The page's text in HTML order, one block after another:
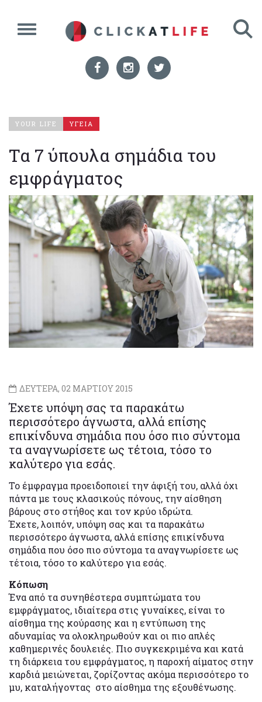
YOUR LIFE ΥΓΕΙΑ
Τα 7 ύπουλα σημάδια του
εμφράγματος
ΔΕΥΤΕΡΑ, 02 ΜΑΡΤΙΟΥ 2015
Έχετε υπόψη σας τα παρακάτω
περισσότερο άγνωστα, αλλά επίσης
επικίνδυνα σημάδια που όσο πιο σύντομα
τα αναγνωρίσετε ως τέτοια, τόσο το
καλύτερο για εσάς.
Το έμφραγμα προειδοποιεί την άφιξή του, αλλά όχι
πάντα με τους κλασικούς πόνους, την αίσθηση
βάρους στο στήθος και τον κρύο ιδρώτα.
Έχετε, λοιπόν, υπόψη σας και τα παρακάτω
περισσότερο άγνωστα, αλλά επίσης επικίνδυνα
σημάδια που όσο πιο σύντομα τα αναγνωρίσετε ως
τέτοια, τόσο το καλύτερο για εσάς.
Κόπωση
Ένα από τα συνηθέστερα συμπτώματα του
εμφράγματος, ιδιαίτερα στις γυναίκες, είναι το
αίσθημα της κούρασης και η εντύπωση της
αδυναμίας να ολοκληρωθούν και οι πιο απλές
καθημερινές δουλειές. Πιο συγκεκριμένα και κατά
τη διάρκεια του εμφράγματος, η παροχή αίματος στην
καρδιά μειώνεται, ζορίζοντας ακόμα περισσότερο το
μυ, καταλήγοντας στο αίσθημα της εξουθένωσης.